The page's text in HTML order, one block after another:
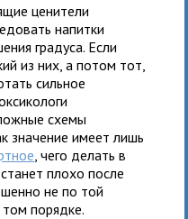
ценители
напитки
градуса. Если
из них, а потом тот,
сильное
схемы
значение имеет лишь
, чего делать в
плохо после
не по той
порядке.